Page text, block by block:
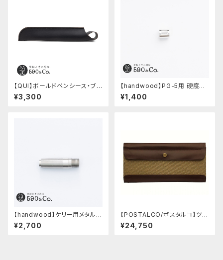
【QUI】ボールドペンシース・ブッ
テーロ (ブラック)
¥3,300
【handwood】PG-5用 硬度表
示窓 (アルミ/長方形)
¥1,400
【handwood】ケリー用メタルグ
リップ/前軸・滑り止め (ステンレ
ス)
¥2,700
【POSTALCO/ポスタルコ】ツー
ルボックス (Olive Green)
¥24,750